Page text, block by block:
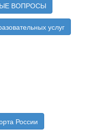
ВОПРОСЫ
услуг
России